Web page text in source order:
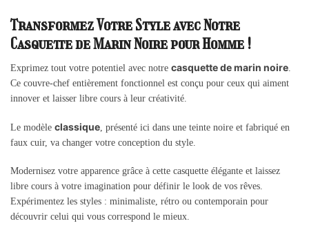
Transformez Votre Style avec Notre
Casquette de Marin Noire pour Homme !
Exprimez tout votre potentiel avec notre casquette de marin noire
Ce couvre-chef entièrement fonctionnel est conçu pour ceux qui aiment
innover et laisser libre cours à leur créativité.
Le modèle classique, présenté ici dans une teinte noire et fabriqué en
faux cuir, va changer votre conception du style.
Modernisez votre apparence grâce à cette casquette élégante et laissez
libre cours à votre imagination pour définir le look de vos rêves.
Expérimentez les styles : minimaliste, rétro ou contemporain pour
découvrir celui qui vous correspond le mieux.